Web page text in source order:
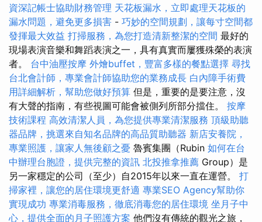
資深記帳士協助財務管理 天花板漏水，立即處理天花板的
漏水問題，避免更多損害 - 巧妙的空間規劃，讓每寸空間都
發揮最大效益 打掃服務，為您打造清新整潔的空間 最好的
現場表演音樂和舞蹈表演之一，具有真實而屢獲殊榮的表演
者。 台中油壓按摩 外燴buffet，豐富多樣的餐點選擇 尋找
台北會計師，專業會計師協助您的業務成長 白內障手術費
用詳細解析，幫助您做好預算 但是，重要的是要注意，沒
有大聲的​​指南，有些視圖可能會被側列所部分擋住。 按摩
技術課程 高效清潔人員，為您提供專業清潔服務 頂級助聽
器品牌，挑選來自知名品牌的高品質助聽器 新店安養院，
專業照護，讓家人無後顧之憂 魯賓集團（Rubin 如何在台
中辦理台胞證，提供完整的資訊 北投推拿推薦 Group）是
另一家穩定的公司（至少）自2015年以來一直在運營。 打
掃家裡，讓您的居住環境更舒適 專業SEO Agency幫助你
實現成功 專業消毒服務，徹底消毒您的居住環境 坐月子中
心，提供全面的月子照護方案 他們沒有傳統的觀光之旅，